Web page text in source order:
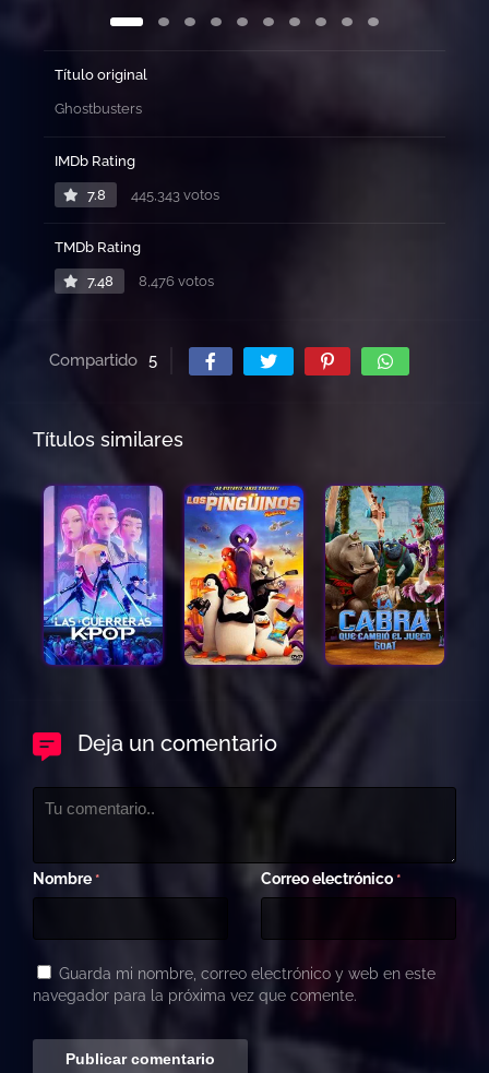
Título original
Ghostbusters
IMDb Rating
7.8 445,343 votos
TMDb Rating
7.48 8,476 votos
Compartido 5
Títulos similares
Deja un comentario
Nombre * Correo electrónico *
Guarda mi nombre, correo electrónico y web en este
navegador para la próxima vez que comente.